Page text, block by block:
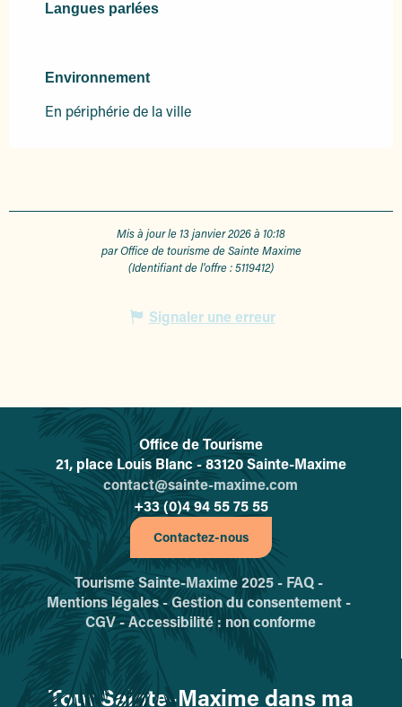
Langues parlées
Langues parlées
Environnement
Environnement
En périphérie de la ville
Mis à jour le 13 janvier 2026 à 10:18
par Office de tourisme de Sainte Maxime
(Identifiant de l'offre :5119412)
Signaler une erreur
L'office de tourisme de Sainte-
Office de Tourisme
21, place Louis Blanc - 83120 Sainte-Maxime
contact@sainte-maxime.com
+33 (0)4 94 55 75 55
Contactez-nous
Tourisme Sainte-Maxime 2025 - FAQ -
Mentions légales -Gestion du consentement -
CGV -Accessibilité : non conforme
Tout Sainte-Maxime dans ma